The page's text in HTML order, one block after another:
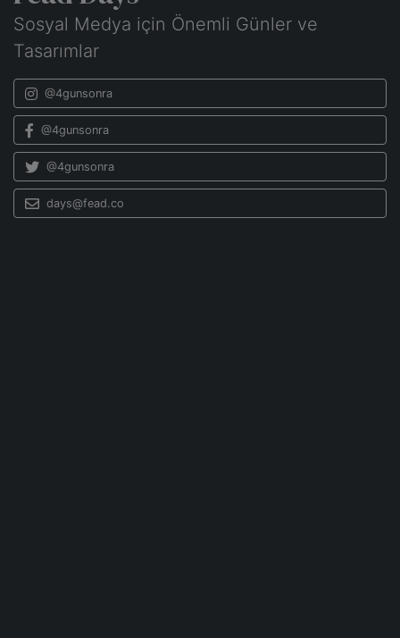
Sosyal Medya için Önemli Günler ve
Tasarımlar
@4gunsonra
@4gunsonra
@4gunsonra
days@fead.co